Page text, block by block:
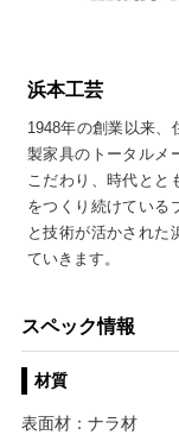
浜本工芸
1948年の創業以来
製家具のトータルメ
こだわり、時代とと
をつくり続けている
と技術が活かされた
ていきます。
スペック情報
材質
表面材：ナラ材